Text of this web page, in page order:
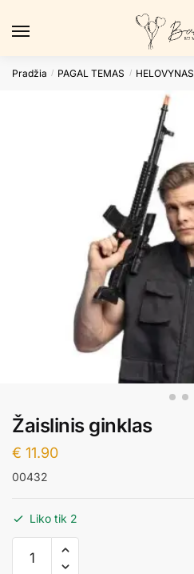
Pradžia / PAGAL TEMAS / HELOVYNAS
Žaislinis ginklas
€ 11.90
00432
Liko tik 2
kiekis: